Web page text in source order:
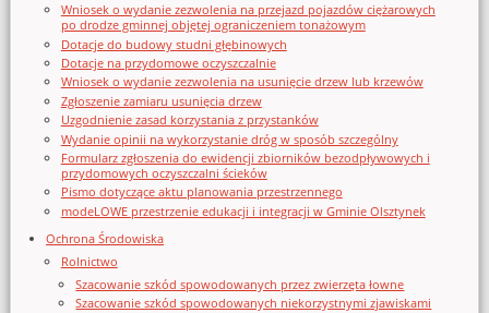
Wniosek o wydanie zezwolenia na przejazd pojazdów ciężarowych
po drodze gminnej objętej ograniczeniem tonażowym
Dotacje do budowy studni głębinowych
Dotacje na przydomowe oczyszczalnie
Wniosek o wydanie zezwolenia na usunięcie drzew lub krzewów
Zgłoszenie zamiaru usunięcia drzew
Uzgodnienie zasad korzystania z przystanków
Wydanie opinii na wykorzystanie dróg w sposób szczególny
Formularz zgłoszenia do ewidencji zbiorników bezodpływowych i
przydomowych oczyszczalni ścieków
Pismo dotyczące aktu planowania przestrzennego
modeLOWE przestrzenie edukacji i integracji w Gminie Olsztynek
Ochrona Środowiska
Rolnictwo
Szacowanie szkód spowodowanych przez zwierzęta łowne
Szacowanie szkód spowodowanych niekorzystnymi zjawiskami